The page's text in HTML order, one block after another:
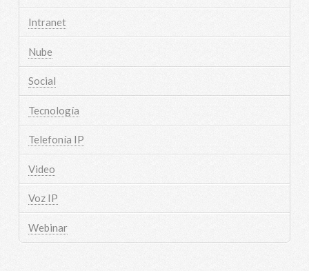
Intranet
Nube
Social
Tecnología
Telefonía IP
Video
Voz IP
Webinar